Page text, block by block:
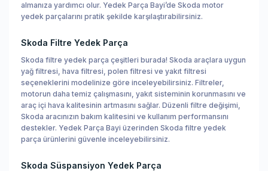
almanıza yardımcı olur. Yedek Parça Bayi’de Skoda motor
yedek parçalarını pratik şekilde karşılaştırabilirsiniz.
Skoda Filtre Yedek Parça
Skoda filtre yedek parça çeşitleri burada! Skoda araçlara uygun
yağ filtresi, hava filtresi, polen filtresi ve yakıt filtresi
seçeneklerini modelinize göre inceleyebilirsiniz. Filtreler,
motorun daha temiz çalışmasını, yakıt sisteminin korunmasını ve
araç içi hava kalitesinin artmasını sağlar. Düzenli filtre değişimi,
Skoda aracınızın bakım kalitesini ve kullanım performansını
destekler. Yedek Parça Bayi üzerinden Skoda filtre yedek
parça ürünlerini güvenle inceleyebilirsiniz.
Skoda Süspansiyon Yedek Parça